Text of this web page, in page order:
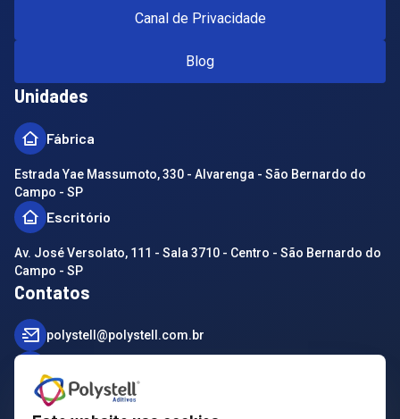
Canal de Privacidade
Blog
Unidades
Fábrica
Estrada Yae Massumoto, 330 - Alvarenga - São Bernardo do
Campo - SP
Escritório
Av. José Versolato, 111 - Sala 3710 - Centro - São Bernardo do
Campo - SP
Contatos
polystell@polystell.com.br
(011) 3728-8000